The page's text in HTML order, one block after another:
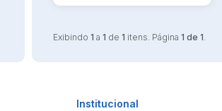
Exibindo 1 a 1 de 1 itens. Página 1 de 1.
Institucional